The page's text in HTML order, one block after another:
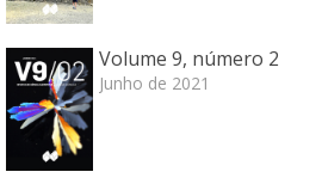
Volume 9, número 2
Junho de 2021